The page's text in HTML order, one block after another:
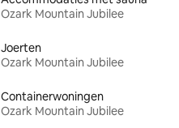
Ozark Mountain Jubilee
Joerten
Ozark Mountain Jubilee
Containerwoningen
Ozark Mountain Jubilee